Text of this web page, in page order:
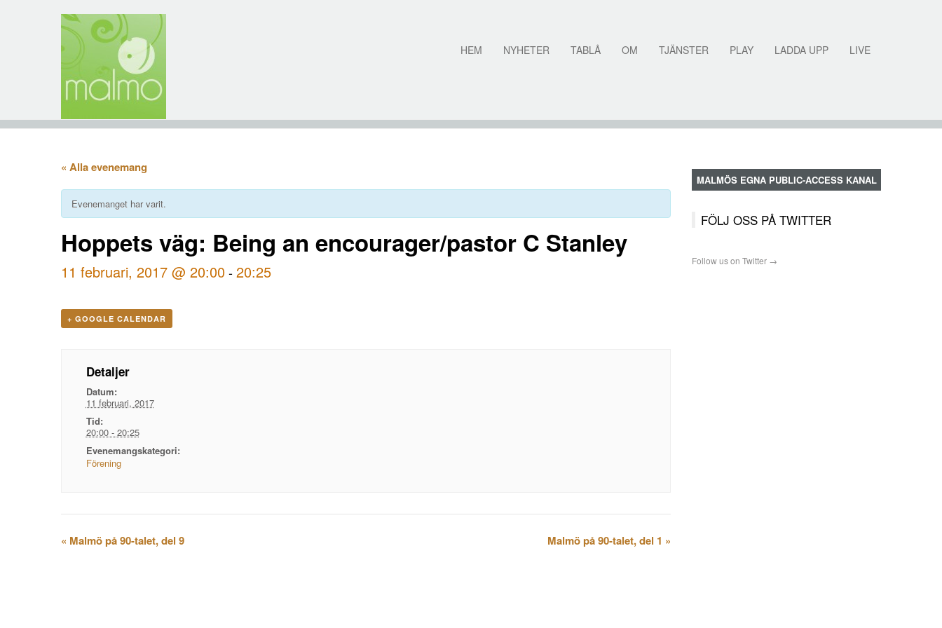
HEM NYHETER TABLÅ OM TJÄNSTER PLAY LADDA UPP LIVE
« Alla evenemang
Evenemanget har varit.
Hoppets väg: Being an encourager/pastor C Stanley
11 februari, 2017 @ 20:00-20:25
+ GOOGLE CALENDAR
Detaljer
Datum:
11 februari, 2017
Tid:
20:00 - 20:25
Evenemangskategori:
Förening
Evenemangsnavigation
« Malmö på 90-talet, del 9 Malmö på 90-talet, del 1 »
MALMÖS EGNA PUBLIC-ACCESS KANAL
FÖLJ OSS PÅ TWITTER
Follow us on Twitter →